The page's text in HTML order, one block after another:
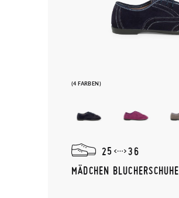
(4 FARBEN)
25
36
MÄDCHEN BLUCHERSCHUHE